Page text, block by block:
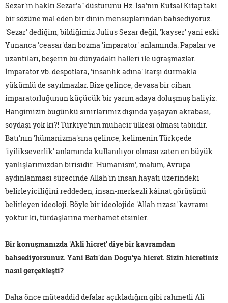
Sezar'ın hakkı Sezar'a" düsturunu Hz. İsa'nın Kutsal Kitap'taki
bir sözüne mal eden bir dinin mensuplarından bahsediyoruz.
'Sezar' dediğim, bildiğimiz Julius Sezar değil, 'kayser' yani eski
Yunanca 'ceasar'dan bozma 'imparator' anlamında. Papalar ve
uzantıları, beşerin bu dünyadaki halleri ile uğraşmazlar.
İmparator vb. despotlara, 'insanlık adına' karşı durmakla
yükümlü de sayılmazlar. Bize gelince, devasa bir cihan
imparatorluğunun küçücük bir yarım adaya doluşmuş haliyiz.
Hangimizin bugünkü sınırlarımız dışında yaşayan akrabası,
soydaşı yok ki?! Türkiye'nin muhacir ülkesi olması tabiidir.
Batı'nın 'hümanizma'sına gelince, kelimenin Türkçede
'iyilikseverlik' anlamında kullanılıyor olması zaten en büyük
yanlışlarımızdan birisidir. 'Humanism', malum, Avrupa
aydınlanması sürecinde Allah'ın insan hayatı üzerindeki
belirleyiciliğini reddeden, insan-merkezli kâinat görüşünü
belirleyen ideoloji. Böyle bir ideolojide 'Allah rızası' kavramı
yoktur ki, türdaşlarına merhamet etsinler.
Bir konuşmanızda 'Akli hicret' diye bir kavramdan
bahsediyorsunuz. Yani Batı'dan Doğu'ya hicret. Sizin hicretiniz
nasıl gerçekleşti?
Daha önce müteaddid defalar açıkladığım gibi rahmetli Ali